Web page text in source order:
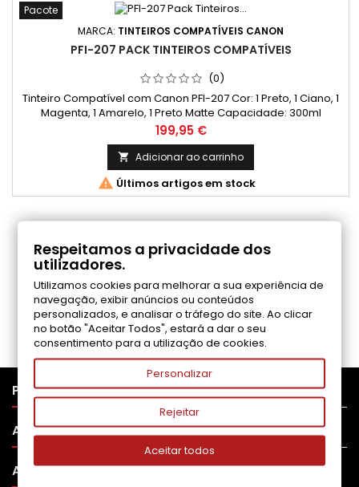
Pacote
MARCA: TINTEIROS COMPATÍVEIS CANON
PFI-207 PACK TINTEIROS COMPATÍVEIS
(0)
Tinteiro Compatível com Canon PFI-207 Cor: 1 Preto, 1 Ciano, 1
Magenta, 1 Amarelo, 1 Preto Matte Capacidade: 300ml
Preço
199,95 €
 Adicionar ao carrinho
 Últimos artigos em stock
COMENTÁRIOS (0)
Seja o primeiro a fazer uma avaliação
PRODUTOS 
APOIO AO CLIENTE 
A SUA CONTA 
Respeitamos a privacidade dos
utilizadores.
Utilizamos cookies para melhorar a sua experiência de
navegação, exibir anúncios ou conteúdos
personalizados, e analisar o tráfego do site. Ao clicar
no botão "Aceitar Todos", estará a dar o seu
consentimento para a utilização de cookies.
Personalizar
Rejeitar
Aceitar todos